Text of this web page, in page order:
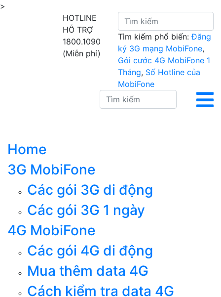
>
HOTLINE
HỖ TRỢ
1800.1090
(Miễn phí)
Tìm kiếm phổ biến: Đăng
ký 3G mạng MobiFone,
Gói cước 4G MobiFone 1
Tháng, Số Hotline của
MobiFone
Home
3G MobiFone
Các gói 3G di động
Các gói 3G 1 ngày
4G MobiFone
Các gói 4G di động
Mua thêm data 4G
Cách kiểm tra data 4G